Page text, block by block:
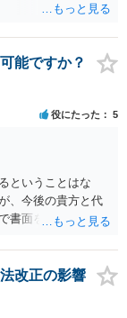
能ですか？
役にたった 5
ということはな
、今後の貴方と代
書面を提出したり
士として提出の実
、そのあたりも含
せた方がよいと思
いということであ
改正の影響